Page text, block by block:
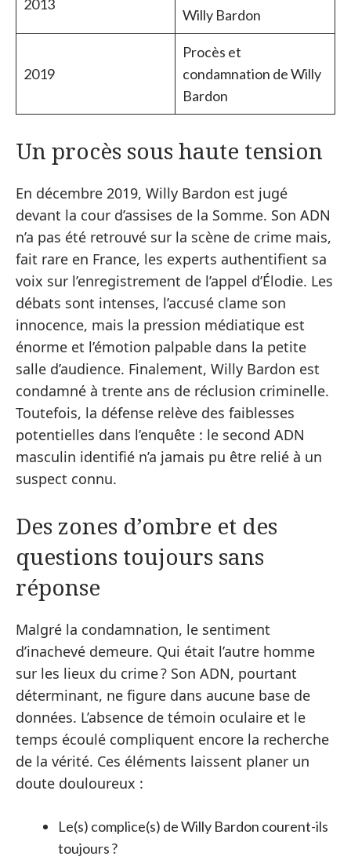
2013
Willy Bardon
2019
Procès et
condamnation de Willy
Bardon
Un procès sous haute tension
En décembre 2019, Willy Bardon est jugé
devant la cour d’assises de la Somme. Son ADN
n’a pas été retrouvé sur la scène de crime mais,
fait rare en France, les experts authentifient sa
voix sur l’enregistrement de l’appel d’Élodie. Les
débats sont intenses, l’accusé clame son
innocence, mais la pression médiatique est
énorme et l’émotion palpable dans la petite
salle d’audience. Finalement, Willy Bardon est
condamné à trente ans de réclusion criminelle.
Toutefois, la défense relève des faiblesses
potentielles dans l’enquête : le second ADN
masculin identifié n’a jamais pu être relié à un
suspect connu.
Des zones d’ombre et des
questions toujours sans
réponse
Malgré la condamnation, le sentiment
d’inachevé demeure. Qui était l’autre homme
sur les lieux du crime ? Son ADN, pourtant
déterminant, ne figure dans aucune base de
données. L’absence de témoin oculaire et le
temps écoulé compliquent encore la recherche
de la vérité. Ces éléments laissent planer un
doute douloureux :
Le(s) complice(s) de Willy Bardon courent-ils
toujours ?